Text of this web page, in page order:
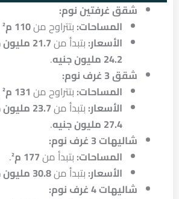
شقق غرفتين نوم:
المساحات: بتتراوح من110 م² إلى 115 م²
الأسعار: بتبدأ من21.7 مليون جنيه
24.2 مليون جنيه
.
شقق 3 غرف نوم:
المساحات: بتتراوح من 131 م² إلى 133 م²
الأسعار: بتبدأ من23.7 مليون جنيه
27.4 مليون جنيه
.
شاليهات 3 غرف نوم:
المساحات: بتبدأ من177 م²
.
الأسعار: بتبدأ من30.8 مليون جنيه
شاليهات 4 غرف نوم: